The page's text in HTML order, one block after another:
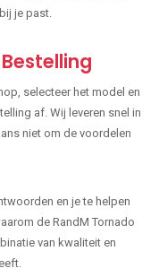
je past.
selecteer het model en
af. Wij leveren snel in
niet om de voordelen
en je te helpen
de RandM Tornado
van kwaliteit en